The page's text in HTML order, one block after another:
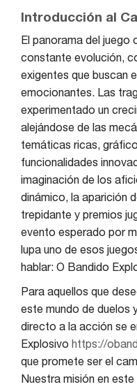
Introducción al
El panorama del juego
constante evolución,
exigentes que buscan
emocionantes. Las
experimentado un
alejándose de las
temáticas ricas,
funcionalidades
imaginación de los
dinámico, la aparición
trepidante y premios
evento esperado por
lupa uno de esos
hablar: O Bandido
Para aquellos que
este mundo de duelos
directo a la acción se
Explosivo https://
que promete ser el
Nuestra misión en